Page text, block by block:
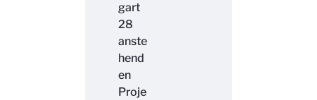
gart
28
anste
hend
en
Proje